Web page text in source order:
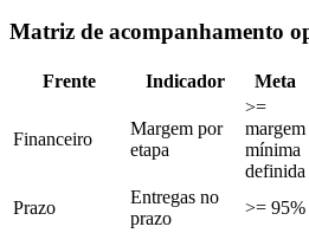
Matriz de acompanhamento
Frente Indicador Meta
Financeiro
Margem por
etapa
>=
margem
mínima
definida
Prazo
Entregas no
prazo
>= 95%